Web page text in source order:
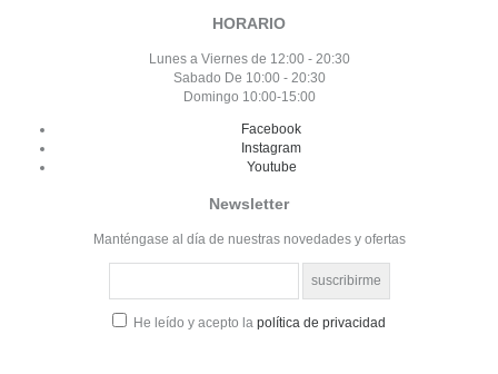
HORARIO
Lunes a Viernes de 12:00 - 20:30
Sabado De 10:00 - 20:30
Domingo 10:00-15:00
Facebook
Instagram
Youtube
Newsletter
Manténgase al día de nuestras novedades y ofertas
He leído y acepto la política de privacidad